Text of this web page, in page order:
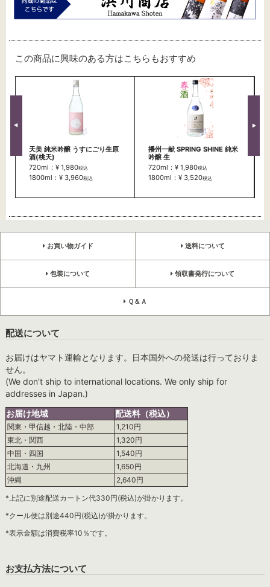
この商品に興味のある方はこちらもおすすめ
天美 純米吟醸 うすにごり生原
酒(桃天)
720ml：¥ 1,980税込
1800ml：¥ 3,960税込
播州一献 SPRING SHINE 純米
吟醸 生
720ml：¥ 1,980税込
1800ml：¥ 3,520税込
お買い物ガイド 送料について
包装について 領収書発行について
Ｑ＆Ａ
配送について
お届けはヤマト運輸となります。日本国外への発送は行っておりま
せん。
(We don't ship to international locations. We only ship for
addresses in Japan.)
お届け地域
配送料（税込）
関東・甲信越・北陸・中部
1,210円
東北・関西
1,320円
中国・四国
1,540円
北海道・九州
1,650円
沖縄
2,640円
*上記に別途配送カートン代330円(税込)が掛かります。
*クール便は別途440円(税込)が掛かります。
*表示金額は消費税率10％です。
お支払方法について